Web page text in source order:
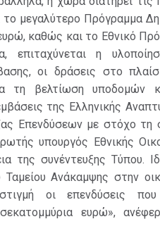
μεγαλύτερο Πρόγραμμα
καθώς και το Εθνικό
επιταχύνεται η
οι δράσεις στο
τη βελτίωση υποδομών
της Ελληνικής
Επενδύσεων με στόχο τη
υπουργός Εθνικής
της συνέντευξης Τύπου.
Ανάκαμψης στην
οι επενδύσεις
ευρώ»,